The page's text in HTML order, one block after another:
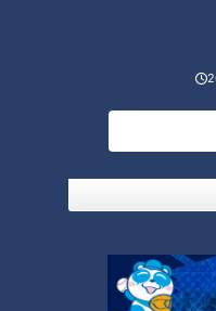
周りも金メダルは確実と
かなりのものだったので
ただイバチンは他国も日
『韓国やアメリカの